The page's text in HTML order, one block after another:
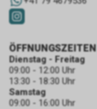
ÖFFNUNGSZEITEN
Dienstag - Freitag
09:00 - 12:00 Uhr
13:30 - 18:30 Uhr
Samstag
09:00 - 16:00 Uhr